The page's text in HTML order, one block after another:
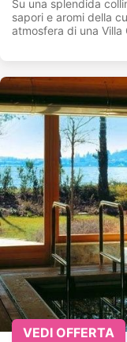
Su una splendida
sapori e aromi della
atmosfera di una
VEDI OFFERTA